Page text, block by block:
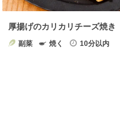
厚揚げのカリカリチーズ焼き
副菜 焼く 10分以内